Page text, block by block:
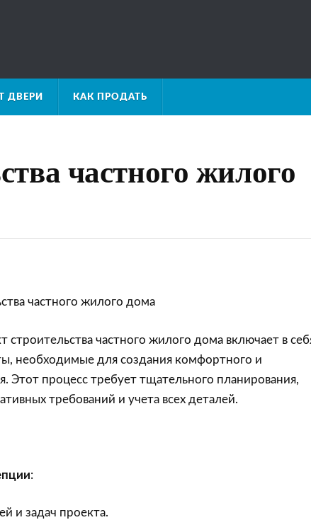
ДВЕРИ КАК ПРОДАТЬ
частного жилого
частного жилого дома
строительства частного жилого дома включает в
необходимые для создания комфортного и
Этот процесс требует тщательного планирования,
требований и учета всех деталей.
:
и задач проекта.